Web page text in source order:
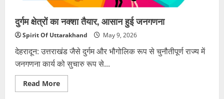
दुर्गम क्षेत्रों का नक्शा तैयार, आसान हुई जनगणना
Spirit Of Uttarakhand May 9, 2026
देहरादून: उत्तराखंड जैसे दुर्गम और भौगोलिक रूप से चुनौतीपूर्ण राज्य में
जनगणना कार्य को सुचारु रूप से...
Read MoreRead
more